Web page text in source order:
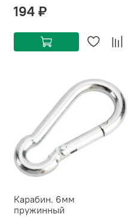
194 ₽
Карабин. 6мм
пружинный